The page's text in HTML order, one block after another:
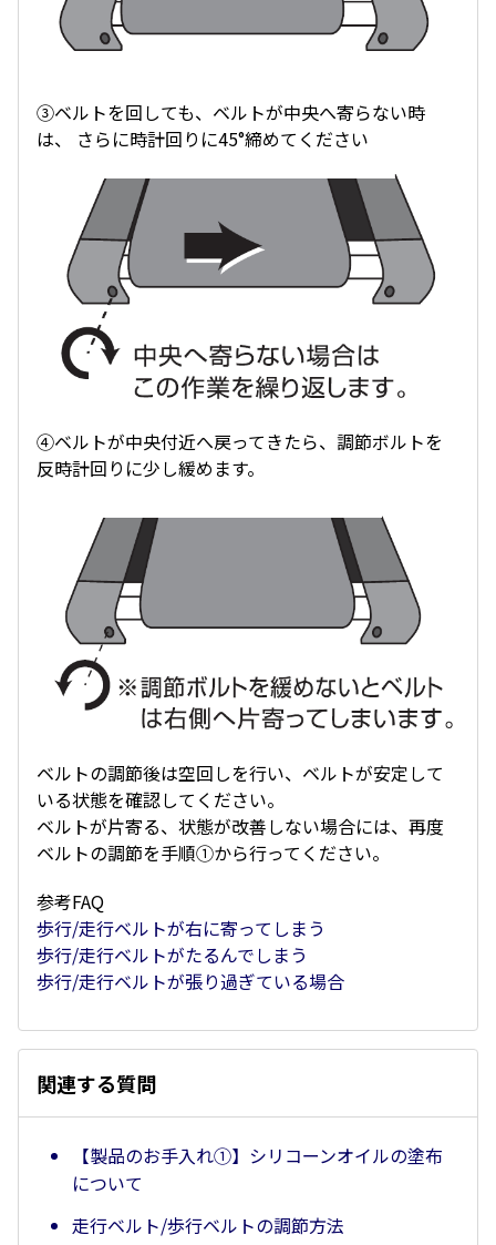
③ベルトを回しても、ベルトが中央へ寄らない時
は、 さらに時計回りに45°締めてください
④ベルトが中央付近へ戻ってきたら、調節ボルトを
反時計回りに少し緩めます。
ベルトの調節後は空回しを行い、ベルトが安定して
いる状態を確認してください。
ベルトが片寄る、状態が改善しない場合には、再度
ベルトの調節を手順①から行ってください。
参考FAQ
歩行/走行ベルトが右に寄ってしまう
歩行/走行ベルトがたるんでしまう
歩行/走行ベルトが張り過ぎている場合
関連する質問
【製品のお手入れ①】シリコーンオイルの塗布
について
走行ベルト/歩行ベルトの調節方法